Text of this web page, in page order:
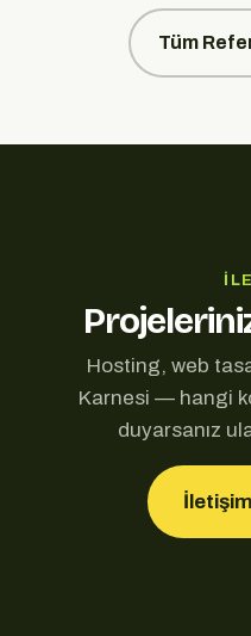
Tüm
Hosting, web
Karnesi — hangi
duyarsanız